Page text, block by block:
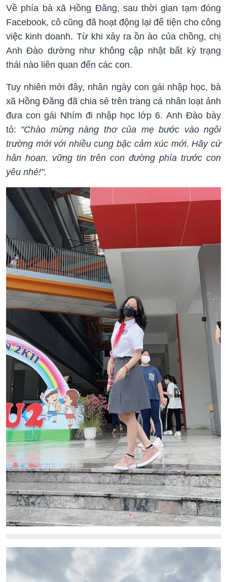
Về phía bà xã Hồng Đăng, sau thời gian tạm đóng
Facebook, cô cũng đã hoạt động lại để tiện cho công
việc kinh doanh. Từ khi xảy ra ồn ào của chồng, chị
Anh Đào dường như không cập nhật bất kỳ trạng
thái nào liên quan đến các con.
Tuy nhiên mới đây, nhân ngày con gái nhập học, bà
xã Hồng Đăng đã chia sẻ trên trang cá nhân loạt ảnh
đưa con gái Nhím đi nhập học lớp 6. Anh Đào bày
tỏ: "Chào mừng nàng thơ của mẹ bước vào ngôi
trường mới với nhiều cung bậc cảm xúc mới. Hãy cứ
hân hoan, vững tin trên con đường phía trước con
yêu nhé!".